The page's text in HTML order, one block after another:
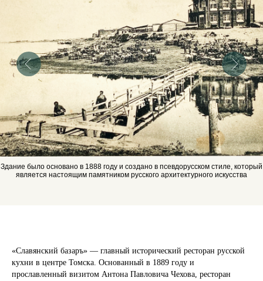
Здание было основано в 1888 году и создано в псевдорусском стиле, который
является настоящим памятником русского архитектурного искусства
«Славянский базаръ» — главный исторический ресторан русской
кухни в центре Томска. Основанный в 1889 году и
прославленный визитом Антона Павловича Чехова, ресторан